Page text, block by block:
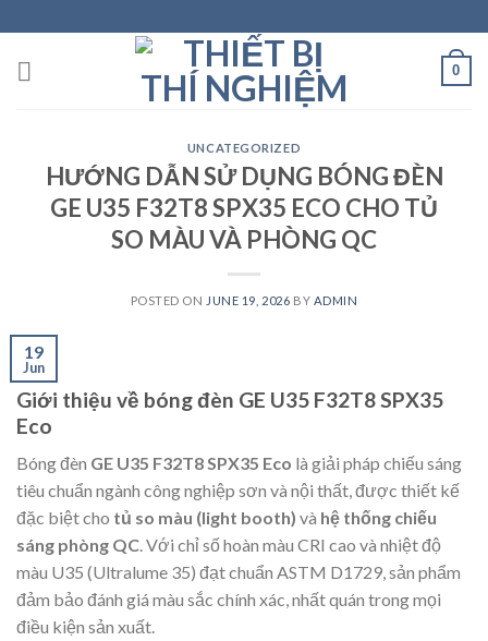
to
content
0
UNCATEGORIZED
HƯỚNG DẪN SỬ DỤNG BÓNG ĐÈN
GE U35 F32T8 SPX35 ECO CHO TỦ
SO MÀU VÀ PHÒNG QC
POSTED ON JUNE 19, 2026 BY ADMIN
19
Jun
Giới thiệu về bóng đèn GE U35 F32T8 SPX35
Eco
Bóng đèn GE U35 F32T8 SPX35 Eco là giải pháp chiếu sáng
tiêu chuẩn ngành công nghiệp sơn và nội thất, được thiết kế
đặc biệt cho tủ so màu (light booth) và hệ thống chiếu
sáng phòng QC. Với chỉ số hoàn màu CRI cao và nhiệt độ
màu U35 (Ultralume 35) đạt chuẩn ASTM D1729, sản phẩm
đảm bảo đánh giá màu sắc chính xác, nhất quán trong mọi
điều kiện sản xuất.